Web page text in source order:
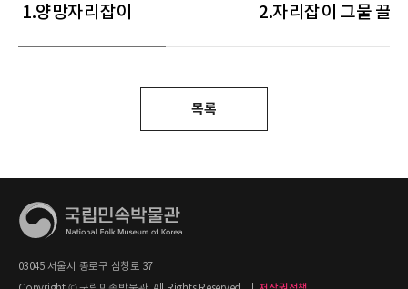
1.양망자리잡이 2.자리잡이 그물 끌
목록
03045 서울시 종로구 삼청로 37